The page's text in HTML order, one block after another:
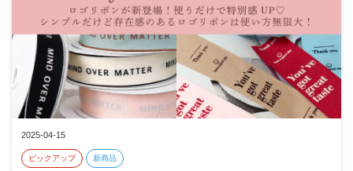
2025-04-15
ピックアップ 新商品